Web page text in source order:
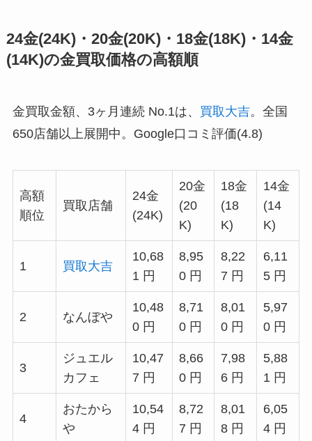
24金(24K)・20金(20K)・18金(18K)・14金
(14K)の金買取価格の高額順
金買取金額、3ヶ月連続 No.1は、 買取大吉。全国
650店舗以上展開中。Google口コミ評価(4.8)
高額
順位
買取店舗
24金
(24K)
20金
(20
K)
18金
(18
K)
14金
(14
K)
1 買取大吉
10,68
1 円
8,95
0 円
8,22
7 円
6,11
5 円
2 なんぼや
10,48
0 円
8,71
0 円
8,01
0 円
5,97
0 円
3
ジュエル
カフェ
10,47
7 円
8,66
0 円
7,98
6 円
5,88
1 円
4
おたから
や
10,54
4 円
8,72
7 円
8,01
8 円
6,05
4 円